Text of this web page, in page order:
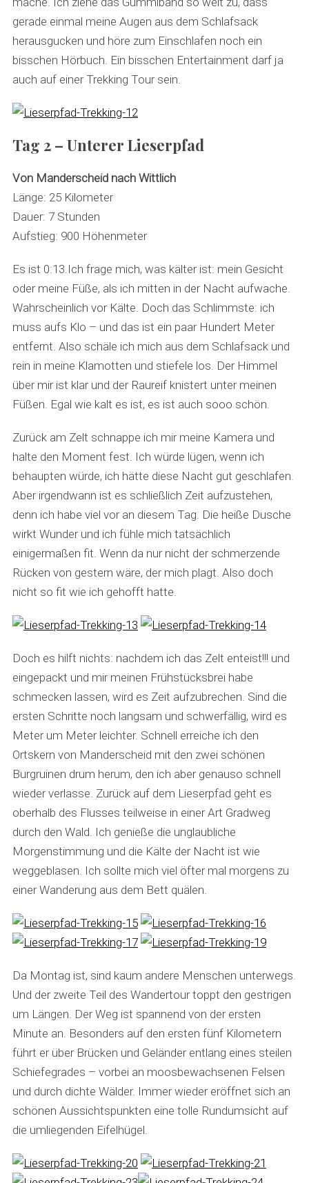
gerade einmal meine Augen aus dem Schlafsack
herausgucken und höre zum Einschlafen noch ein
bisschen Hörbuch. Ein bisschen Entertainment darf ja
auch auf einer Trekking Tour sein.
Tag 2 – Unterer Lieserpfad
Von Manderscheid nach Wittlich
Länge: 25 Kilometer
Dauer: 7 Stunden
Aufstieg: 900 Höhenmeter
Es ist 0:13.Ich frage mich, was kälter ist: mein Gesicht
oder meine Füße, als ich mitten in der Nacht aufwache.
Wahrscheinlich vor Kälte. Doch das Schlimmste: ich
muss aufs Klo – und das ist ein paar Hundert Meter
entfernt. Also schäle ich mich aus dem Schlafsack und
rein in meine Klamotten und stiefele los. Der Himmel
über mir ist klar und der Raureif knistert unter meinen
Füßen. Egal wie kalt es ist, es ist auch sooo schön.
Zurück am Zelt schnappe ich mir meine Kamera und
halte den Moment fest. Ich würde lügen, wenn ich
behaupten würde, ich hätte diese Nacht gut geschlafen.
Aber irgendwann ist es schließlich Zeit aufzustehen,
denn ich habe viel vor an diesem Tag. Die heiße Dusche
wirkt Wunder und ich fühle mich tatsächlich
einigermaßen fit. Wenn da nur nicht der schmerzende
Rücken von gestern wäre, der mich plagt. Also doch
nicht so fit wie ich gehofft hatte.
Doch es hilft nichts: nachdem ich das Zelt enteist!!! und
eingepackt und mir meinen Frühstücksbrei habe
schmecken lassen, wird es Zeit aufzubrechen. Sind die
ersten Schritte noch langsam und schwerfällig, wird es
Meter um Meter leichter. Schnell erreiche ich den
Ortskern von Manderscheid mit den zwei schönen
Burgruinen drum herum, den ich aber genauso schnell
wieder verlasse. Zurück auf dem Lieserpfad geht es
oberhalb des Flusses teilweise in einer Art Gradweg
durch den Wald. Ich genieße die unglaubliche
Morgenstimmung und die Kälte der Nacht ist wie
weggeblasen. Ich sollte mich viel öfter mal morgens zu
einer Wanderung aus dem Bett quälen.
Da Montag ist, sind kaum andere Menschen unterwegs.
Und der zweite Teil des Wandertour toppt den gestrigen
um Längen. Der Weg ist spannend von der ersten
Minute an. Besonders auf den ersten fünf Kilometern
führt er über Brücken und Geländer entlang eines steilen
Schiefegrades – vorbei an moosbewachsenen Felsen
und durch dichte Wälder. Immer wieder eröffnet sich an
schönen Aussichtspunkten eine tolle Rundumsicht auf
die umliegenden Eifelhügel.